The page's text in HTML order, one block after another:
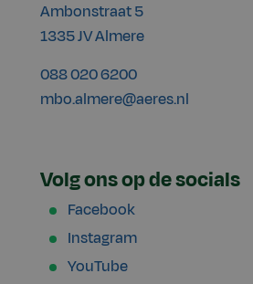
Ambonstraat 5
1335 JV Almere
088 020 6200
mbo.almere@aeres.nl
Volg ons op de socials
Facebook
Instagram
YouTube